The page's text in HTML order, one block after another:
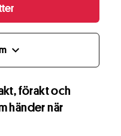
expand_more
förakt och
händer när